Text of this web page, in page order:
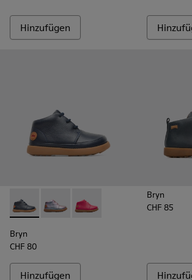
Hinzufügen
Bryn - K900212-002 - Blue
Bryn - K900212-004
Bryn - K900212-001
Bryn
CHF 80
Hinzufügen
Bryn
CHF 85